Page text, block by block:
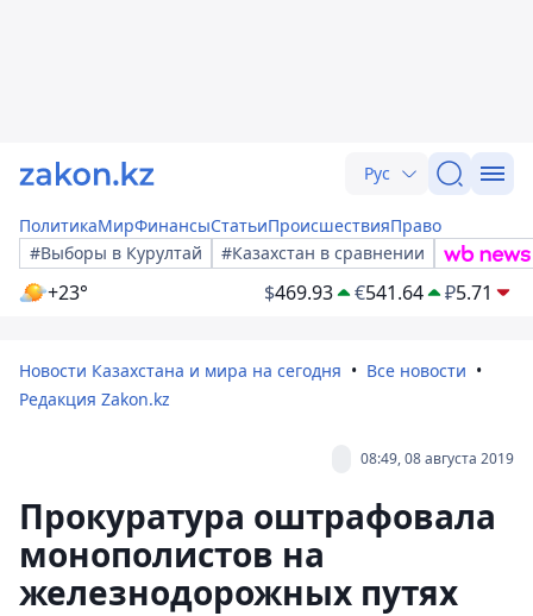
Рус
ПолитикаМирФинансыСтатьиПроисшествияПраво
#Выборы в Курултай
#Казахстан в сравнении
+23° $469.93 €541.64 ₽5.71
Новости Казахстана и мира на сегодня
Все новости
Редакция Zakon.kz
08:49, 08 августа 2019
Прокуратура оштрафовала
монополистов на
железнодорожных путях